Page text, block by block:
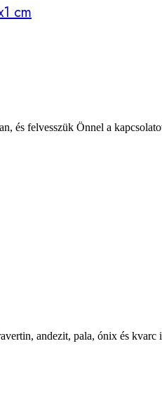
cm
és felvesszük Önnel a
andezit, pala, ónix és